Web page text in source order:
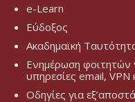
e-Learn
Εύδοξος
Ακαδημαϊκή
Ενημέρωση φοιτητών
υπηρεσίες email,
Οδηγίες για